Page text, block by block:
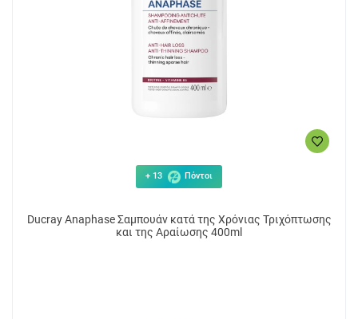
+ 13 Πόντοι
Ducray Anaphase Σαμπουάν κατά της Χρόνιας Τριχόπτωσης
και της Αραίωσης 400ml